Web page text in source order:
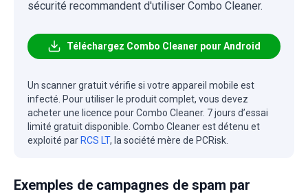
sécurité recommandent d'utiliser Combo Cleaner.
Téléchargez Combo Cleaner pour Android
Un scanner gratuit vérifie si votre appareil mobile est
infecté. Pour utiliser le produit complet, vous devez
acheter une licence pour Combo Cleaner. 7 jours d’essai
limité gratuit disponible. Combo Cleaner est détenu et
exploité par RCS LT, la société mère de PCRisk.
Exemples de campagnes de spam par